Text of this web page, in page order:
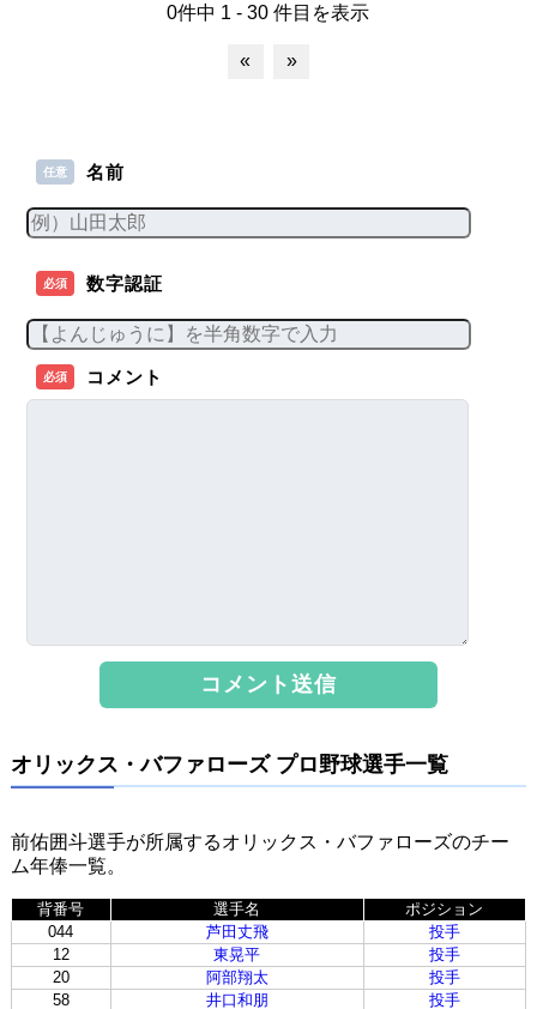
0件中 1 - 30 件目を表示
« »
任意 名前
必須 数字認証
必須 コメント
オリックス・バファローズ プロ野球選手一覧
前佑囲斗選手が所属するオリックス・バファローズのチー
ム年俸一覧。
背番号 選手名
ポジション
044
芦田丈飛
投手
12
東晃平
投手
20
阿部翔太
投手
58
井口和朋 投手